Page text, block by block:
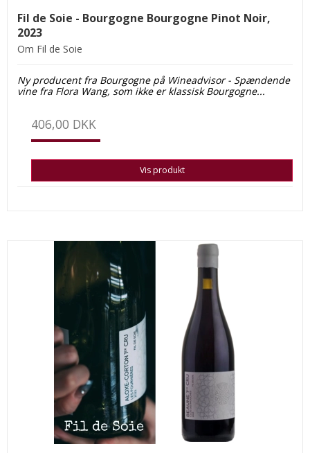
Fil de Soie - Bourgogne Bourgogne Pinot Noir,
2023
Om Fil de Soie
Ny producent fra Bourgogne på Wineadvisor - Spændende
vine fra Flora Wang, som ikke er klassisk Bourgogne...
406,00 DKK
Vis produkt